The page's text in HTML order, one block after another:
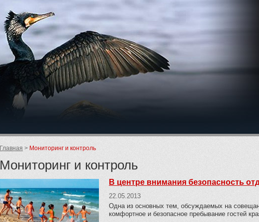
Родительские
Главная Мониторинг и контроль
Мониторинг и контроль
В центре внимания безопасность
22.05.2013
Одна из основных тем, обсуждаемых на
комфортное и безопасное пребывание гостей